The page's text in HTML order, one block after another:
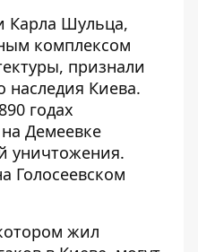
Карла Шульца,
комплексом
признали
наследия Киева.
годах
Демеевке
уничтожения.
Голосеевском
жил